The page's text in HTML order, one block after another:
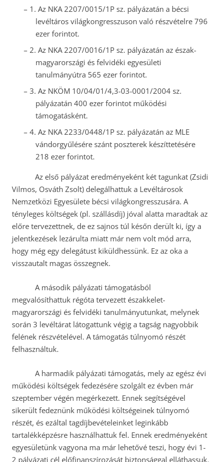
– 1. Az NKA 2207/0015/1P sz. pályázatán a bécsi
levéltáros világkongresszuson való részvételre 796
ezer forintot.
– 2. Az NKA 2207/0016/1P sz. pályázatán az észak-
magyarországi és felvidéki egyesületi
tanulmányútra 565 ezer forintot.
– 3. Az NKÖM 10/04/01/4,3-03-0001/2004 sz.
pályázatán 400 ezer forintot működési
támogatásként.
– 4. Az NKA 2233/0448/1P sz. pályázatán az MLE
vándorgyűlésére szánt poszterek készíttetésére
218 ezer forintot.
Az első pályázat eredményeként két tagunkat (Zsidi
Vilmos, Osváth Zsolt) delegálhattuk a Levéltárosok
Nemzetközi Egyesülete bécsi világkongresszusára. A
tényleges költségek (pl. szállásdíj) jóval alatta maradtak az
előre tervezettnek, de ez sajnos túl későn derült ki, így a
jelentkezések lezárulta miatt már nem volt mód arra,
hogy még egy delegátust kiküldhessünk. Ez az oka a
visszautalt magas összegnek.
A második pályázati támogatásból
megvalósíthattuk régóta tervezett északkelet-
magyarországi és felvidéki tanulmányutunkat, melynek
során 3 levéltárat látogattunk végig a tagság nagyobbik
felének részvételével. A támogatás túlnyomó részét
felhasználtuk.
A harmadik pályázati támogatás, mely az egész évi
működési költségek fedezésére szolgált ez évben már
szeptember végén megérkezett. Ennek segítségével
sikerült fedeznünk működési költségeinek túlnyomó
részét, és ezáltal tagdíjbevételeinket leginkább
tartalékképzésre használhattuk fel. Ennek eredményeként
egyesületünk vagyona ma már lehetővé teszi, hogy évi 1-
2 pályázati cél előfinanszírozását biztonsággal elláthassuk.